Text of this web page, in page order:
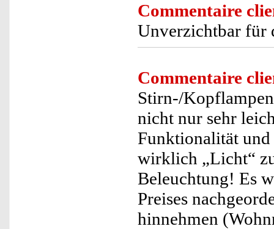
Commentaire
Unverzichtbar für
Commentaire
Stirn-/
nicht nur sehr
Funktionalität
wirklich „Licht“
Beleuchtung! Es
Preises
hinnehmen